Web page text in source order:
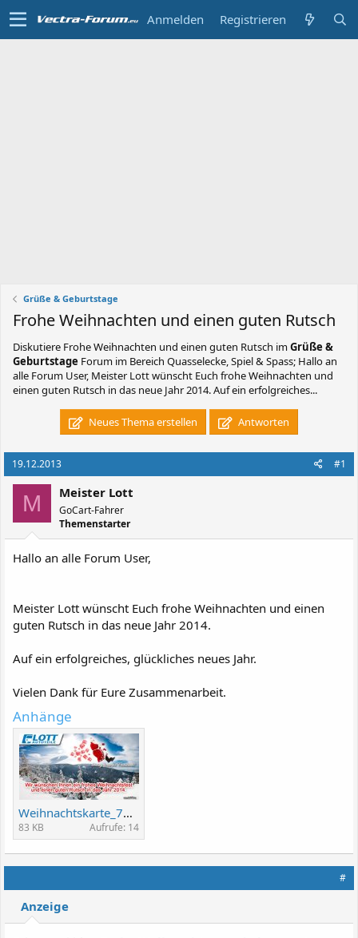
Anmelden Registrieren
Grüße & Geburtstage
Frohe Weihnachten und einen guten Rutsch
Diskutiere Frohe Weihnachten und einen guten Rutsch imGrüße &
Geburtstage Forum im Bereich Quasselecke, Spiel & Spass; Hallo an
alle Forum User, Meister Lott wünscht Euch frohe Weihnachten und
einen guten Rutsch in das neue Jahr 2014. Auf ein erfolgreiches...
Neues Thema erstellen Antworten
19.12.2013 #1
M Meister Lott
GoCart-Fahrer
Themenstarter
Hallo an alle Forum User,
Meister Lott wünscht Euch frohe Weihnachten und einen
guten Rutsch in das neue Jahr 2014.
Auf ein erfolgreiches, glückliches neues Jahr.
Vielen Dank für Eure Zusammenarbeit.
Anhänge
Weihnachtskarte_72DPI.jpg
83 KB Aufrufe: 14
#
Anzeige